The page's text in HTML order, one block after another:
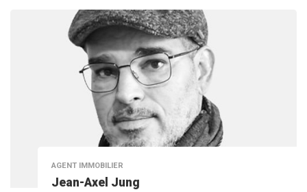
AGENT IMMOBILIER
Jean-Axel Jung